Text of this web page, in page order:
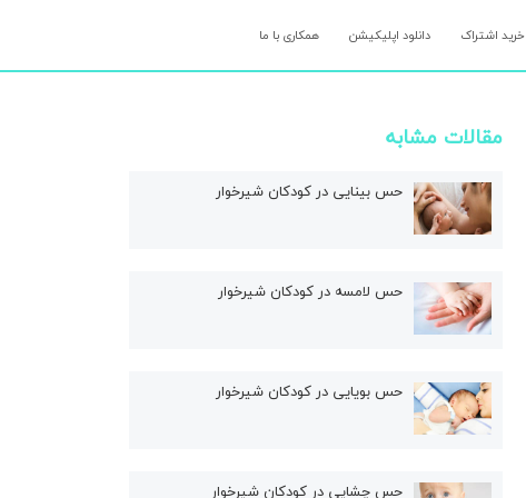
خرید اشتراک دانلود اپلیکیشن همکاری با ما
مقالات مشابه
حس بینایی در کودکان شیرخوار
حس لامسه در کودکان شیرخوار
حس بویایی در کودکان شیرخوار
حس چشایی در کودکان شیرخوار